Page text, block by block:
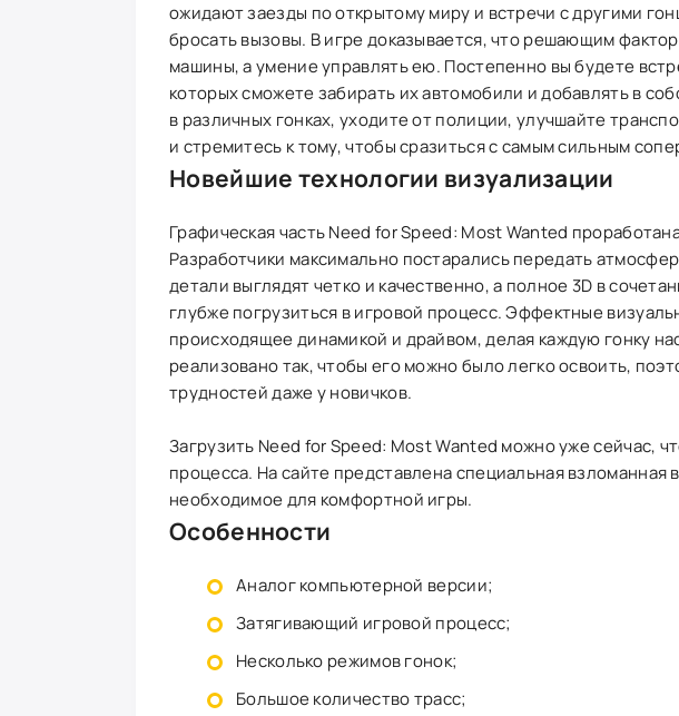
ожидают заезды по открытому миру и встречи с другими
бросать вызовы. В игре доказывается, что решающим
машины, а умение управлять ею. Постепенно вы будете
которых сможете забирать их автомобили и добавлять в
в различных гонках, уходите от полиции, улучшайте
и стремитесь к тому, чтобы сразиться с самым сильным
Новейшие технологии визуализации
Графическая часть Need for Speed: Most Wanted
Разработчики максимально постарались передать
детали выглядят четко и качественно, а полное 3D в
глубже погрузиться в игровой процесс. Эффектные
происходящее динамикой и драйвом, делая каждую гонку
реализовано так, чтобы его можно было легко освоить,
трудностей даже у новичков.
Загрузить Need for Speed: Most Wanted можно уже сейчас,
процесса. На сайте представлена специальная взломанная
необходимое для комфортной игры.
Особенности
Аналог компьютерной версии;
Затягивающий игровой процесс;
Несколько режимов гонок;
Большое количество трасс;